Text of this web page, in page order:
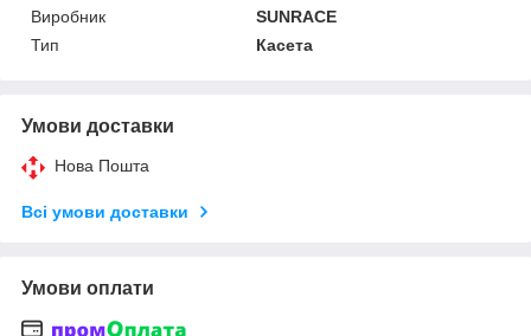
Виробник
SUNRACE
Тип
Касета
Умови доставки
Нова Пошта
Всі умови доставки
Умови оплати